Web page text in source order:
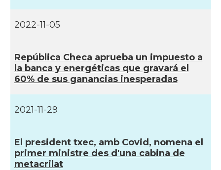
2022-11-05
República Checa aprueba un impuesto a
la banca y energéticas que gravará el
60% de sus ganancias inesperadas
2021-11-29
El president txec, amb Covid, nomena el
primer ministre des d'una cabina de
metacrilat